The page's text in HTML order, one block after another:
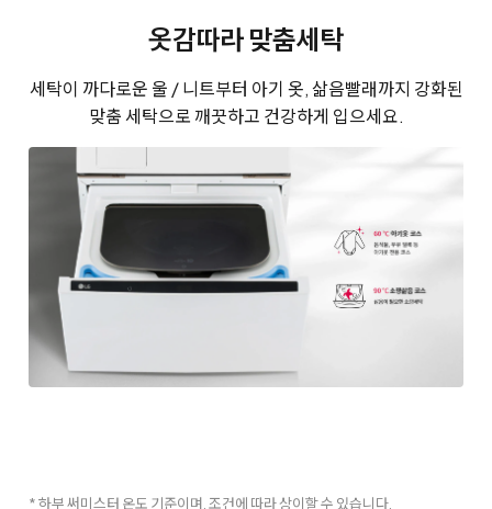
옷감따라 맞춤세탁
세탁이 까다로운 울 / 니트부터 아기 옷, 삶음빨래까지 강화된
맞춤 세탁으로 깨끗하고 건강하게 입으세요.
* 하부 써미스터 온도 기준이며, 조건에 따라 상이할 수 있습니다.